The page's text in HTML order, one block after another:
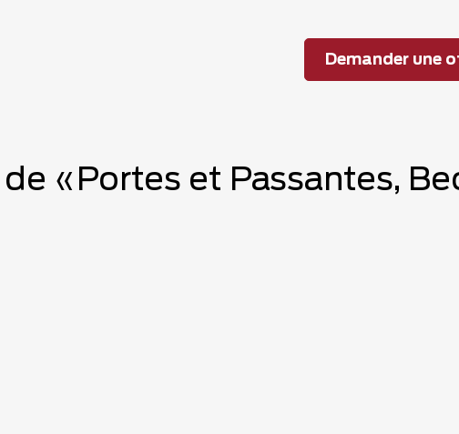
Demander une
«Portes et Passantes,